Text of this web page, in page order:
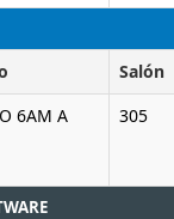
Salón
6AM A
305